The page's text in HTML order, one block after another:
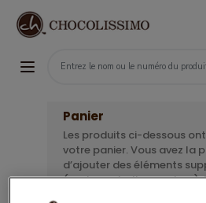
Panier
Les produits ci-dessous
votre panier. Vous avez la
d’ajouter des éléments
(carte, emballage, ruban).